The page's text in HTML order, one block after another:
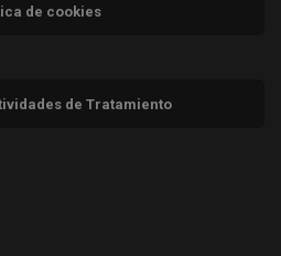
de cookies
de Tratamiento